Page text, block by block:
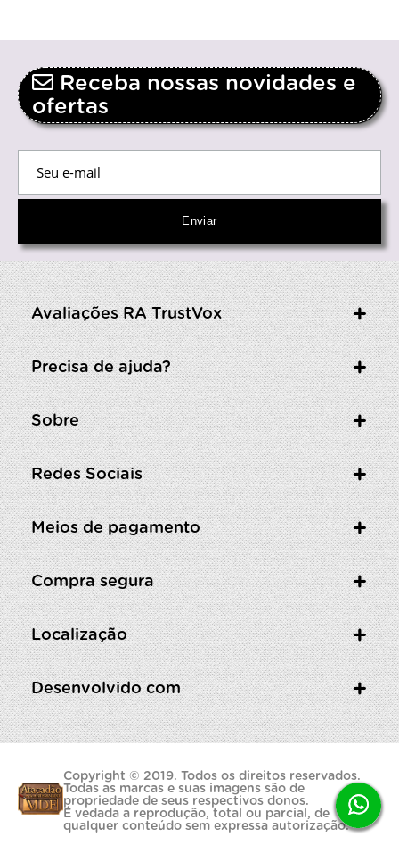
Receba nossas novidades e
ofertas
Avaliações RA TrustVox
Precisa de ajuda?
Sobre
Redes Sociais
Meios de pagamento
Compra segura
Localização
Desenvolvido com
Copyright © 2019. Todos os direitos reservados.
Todas as marcas e suas imagens são de
propriedade de seus respectivos donos.
É vedada a reprodução, total ou parcial, de
qualquer conteúdo sem expressa autorização.